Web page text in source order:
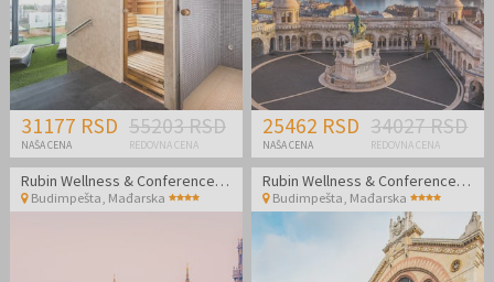
31177 RSD
NAŠA CENA
55203 RSD
REDOVNA CENA
25462 RSD
NAŠA CENA
34027 RSD
REDOVNA CENA
Rubin Wellness & Conference Hotel
Budimpešta, Mađarska
Rubin Wellness & Conference Hotel
Budimpešta, Mađarska